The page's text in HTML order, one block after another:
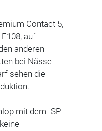
Contact 5,
auf
anderen
bei Nässe
sehen die
mit dem "SP